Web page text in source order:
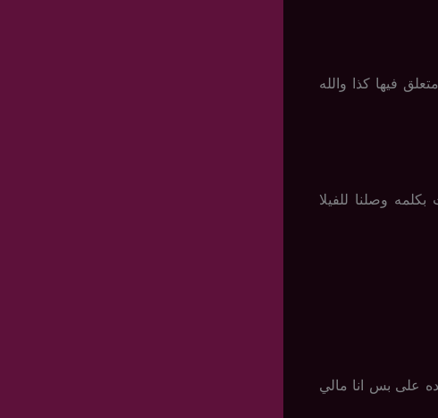
فيها كذا والله
وصلنا للفيلا
على بس انا مالي